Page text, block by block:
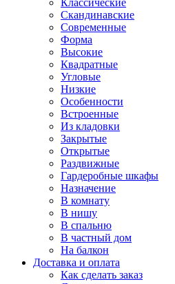
Классические
Скандинавские
Современные
Форма
Высокие
Квадратные
Угловые
Низкие
Особенности
Встроенные
Из кладовки
Закрытые
Открытые
Раздвижные
Гардеробные шкафы
Назначение
В комнату
В нишу
В спальню
В частный дом
На балкон
Доставка и оплата
Как сделать заказ